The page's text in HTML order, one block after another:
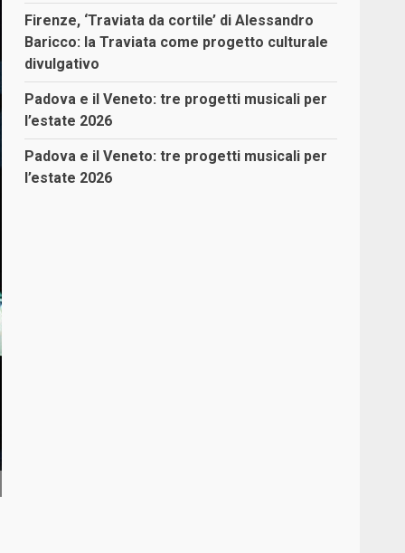
Firenze, ‘Traviata da cortile’ di Alessandro
Baricco: la Traviata come progetto culturale
divulgativo
Padova e il Veneto: tre progetti musicali per
l’estate 2026
Padova e il Veneto: tre progetti musicali per
l’estate 2026